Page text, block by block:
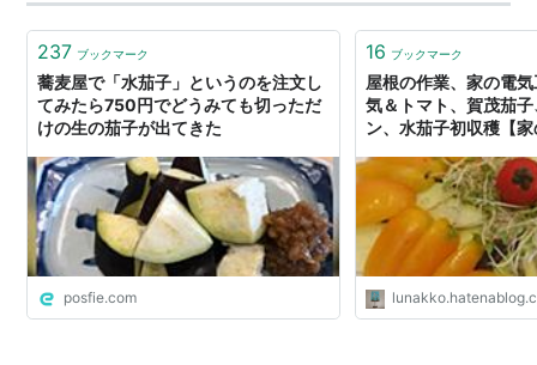
て その上に豚肉の 焼いたのをのせて 甘酢醤油をかけて
食べたら、美味しい…
237 ブックマーク
蕎麦屋で「水茄子」というのを注文し
てみたら750円でどうみても切っただ
けの生の茄子が出てきた
posfie.com
16 ブックマーク
屋根の作業、家の電
気＆トマト、賀茂茄
ン、水茄子初収穫【
ブログ